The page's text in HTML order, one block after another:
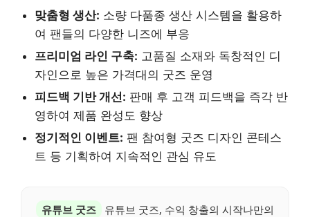
맞춤형 생산: 소량 다품종 생산 시스템을 활용하
여 팬들의 다양한 니즈에 부응
프리미엄 라인 구축: 고품질 소재와 독창적인 디
자인으로 높은 가격대의 굿즈 운영
피드백 기반 개선: 판매 후 고객 피드백을 즉각 반
영하여 제품 완성도 향상
정기적인 이벤트: 팬 참여형 굿즈 디자인 콘테스
트 등 기획하여 지속적인 관심 유도
유튜브 굿즈
유튜브 굿즈, 수익 창출의 시작나만의